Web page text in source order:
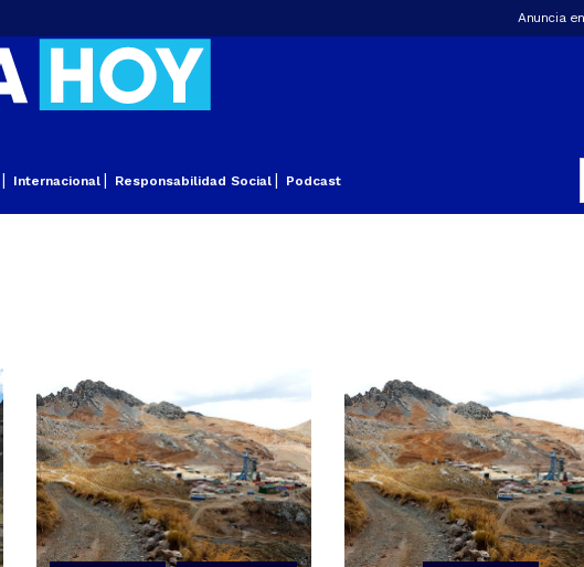
Anuncia
Internacional Responsabilidad Social Podcast